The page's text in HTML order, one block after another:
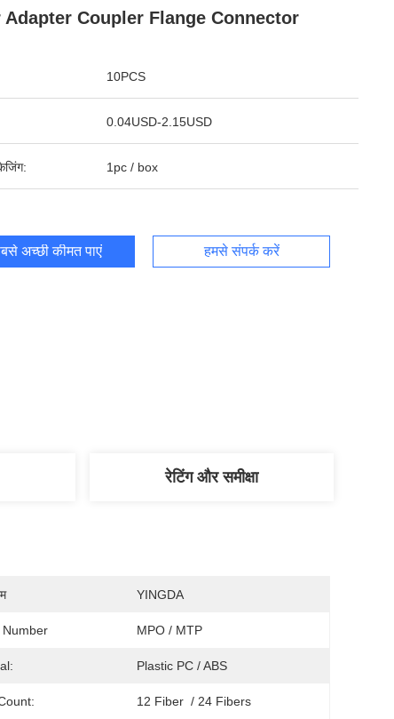
Adapter Coupler Flange Connector
10PCS
0.04USD-2.15USD
1pc / box
अच्छी कीमत पाएं हमसे संपर्क करें
रेटिंग और समीक्षा
YINGDA
Number MPO / MTP
Plastic PC / ABS
12 Fiber  / 24 Fibers